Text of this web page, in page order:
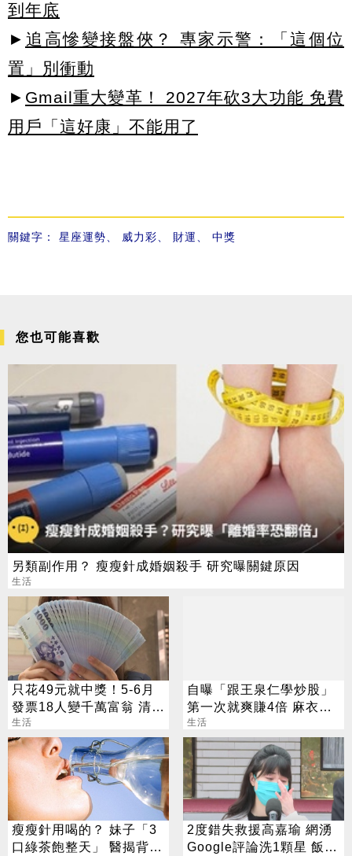
到年底
► 追高慘變接盤俠？ 專家示警：「這個位
置」別衝動
► Gmail重大變革！ 2027年砍3大功能 免費
用戶「這好康」不能用了
關鍵字： 星座運勢 威力彩 財運 中獎
您也可能喜歡
另類副作用？ 瘦瘦針成婚姻殺手 研究曝關鍵原因
生活
只花49元就中獎！5-6月
發票18人變千萬富翁 清冊
下午公布
生活
自曝「跟王泉仁學炒股」
第一次就爽賺4倍 麻衣：
感謝指導
生活
瘦瘦針用喝的？ 妹子「3
口綠茶飽整天」 醫揭背後
2度錯失救援高嘉瑜 網湧
Google評論洗1顆星 飯店